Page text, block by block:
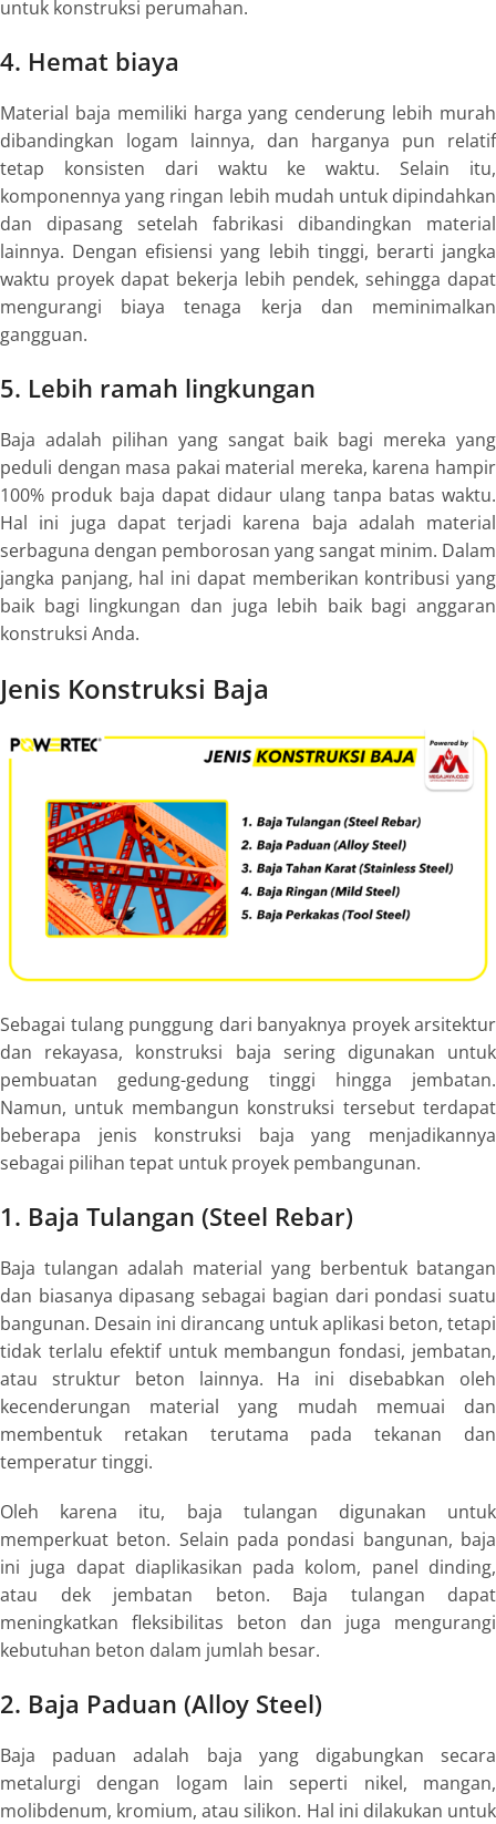
untuk konstruksi perumahan.
4. Hemat biaya
Material baja memiliki harga yang cenderung lebih murah
dibandingkan logam lainnya, dan harganya pun relatif
tetap konsisten dari waktu ke waktu. Selain itu,
komponennya yang ringan lebih mudah untuk dipindahkan
dan dipasang setelah fabrikasi dibandingkan material
lainnya. Dengan efisiensi yang lebih tinggi, berarti jangka
waktu proyek dapat bekerja lebih pendek, sehingga dapat
mengurangi biaya tenaga kerja dan meminimalkan
gangguan.
5. Lebih ramah lingkungan
Baja adalah pilihan yang sangat baik bagi mereka yang
peduli dengan masa pakai material mereka, karena hampir
100% produk baja dapat didaur ulang tanpa batas waktu.
Hal ini juga dapat terjadi karena baja adalah material
serbaguna dengan pemborosan yang sangat minim. Dalam
jangka panjang, hal ini dapat memberikan kontribusi yang
baik bagi lingkungan dan juga lebih baik bagi anggaran
konstruksi Anda.
Jenis Konstruksi Baja
Sebagai tulang punggung dari banyaknya proyek arsitektur
dan rekayasa, konstruksi baja sering digunakan untuk
pembuatan gedung-gedung tinggi hingga jembatan.
Namun, untuk membangun konstruksi tersebut terdapat
beberapa jenis konstruksi baja yang menjadikannya
sebagai pilihan tepat untuk proyek pembangunan.
1. Baja Tulangan (Steel Rebar)
Baja tulangan adalah material yang berbentuk batangan
dan biasanya dipasang sebagai bagian dari pondasi suatu
bangunan. Desain ini dirancang untuk aplikasi beton, tetapi
tidak terlalu efektif untuk membangun fondasi, jembatan,
atau struktur beton lainnya. Ha ini disebabkan oleh
kecenderungan material yang mudah memuai dan
membentuk retakan terutama pada tekanan dan
temperatur tinggi.
Oleh karena itu, baja tulangan digunakan untuk
memperkuat beton. Selain pada pondasi bangunan, baja
ini juga dapat diaplikasikan pada kolom, panel dinding,
atau dek jembatan beton. Baja tulangan dapat
meningkatkan fleksibilitas beton dan juga mengurangi
kebutuhan beton dalam jumlah besar.
2. Baja Paduan (Alloy Steel)
Baja paduan adalah baja yang digabungkan secara
metalurgi dengan logam lain seperti nikel, mangan,
molibdenum, kromium, atau silikon. Hal ini dilakukan untuk